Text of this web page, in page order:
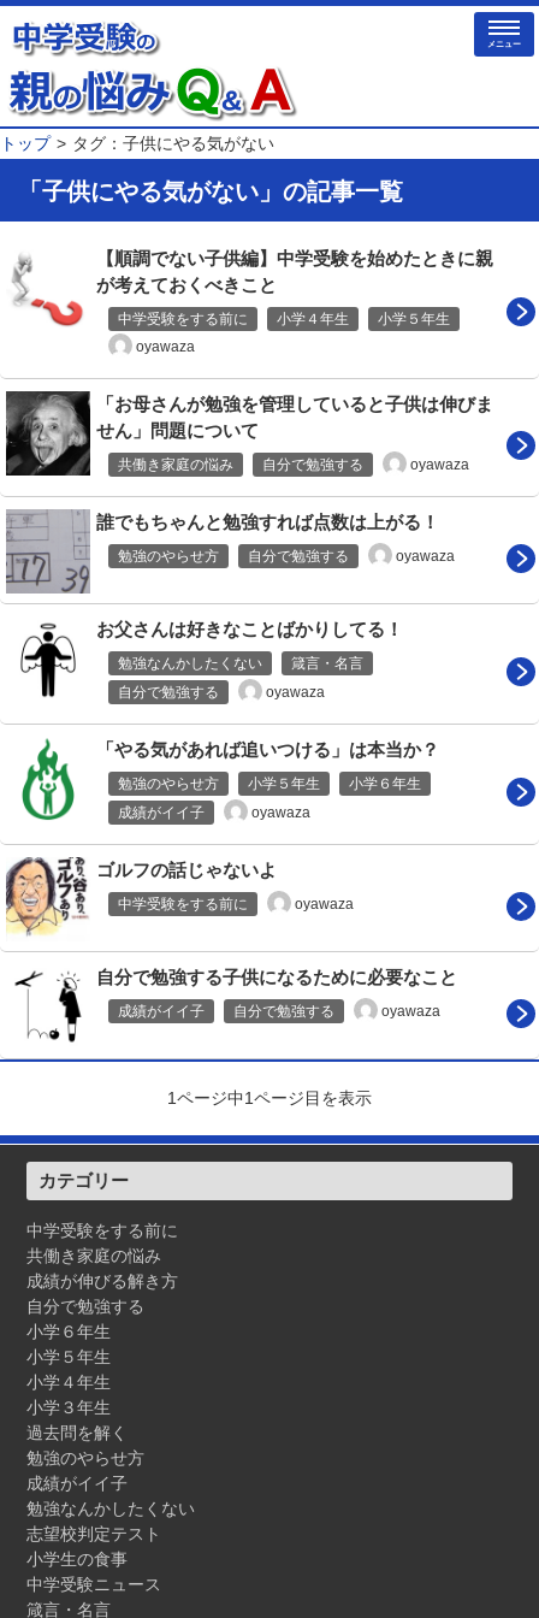
メニュー
トップ タグ：子供にやる気がない
「子供にやる気がない」の記事一覧
【順調でない子供編】中学受験を始めたときに親
が考えておくべきこと
中学受験をする前に 小学４年生
小学５年生
oyawaza
「お母さんが勉強を管理していると子供は伸びま
せん」問題について
共働き家庭の悩み 自分で勉強する oyawaza
誰でもちゃんと勉強すれば点数は上がる！
勉強のやらせ方 自分で勉強する oyawaza
お父さんは好きなことばかりしてる！
勉強なんかしたくない
箴言・名言
自分で勉強する
oyawaza
「やる気があれば追いつける」は本当か？
勉強のやらせ方 小学５年生
小学６年生
成績がイイ子
oyawaza
ゴルフの話じゃないよ
中学受験をする前に oyawaza
自分で勉強する子供になるために必要なこと
成績がイイ子 自分で勉強する oyawaza
1ページ中1ページ目を表示
カテゴリー
中学受験をする前に
共働き家庭の悩み
成績が伸びる解き方
自分で勉強する
小学６年生
小学５年生
小学４年生
小学３年生
過去問を解く
勉強のやらせ方
成績がイイ子
勉強なんかしたくない
志望校判定テスト
小学生の食事
中学受験ニュース
箴言・名言